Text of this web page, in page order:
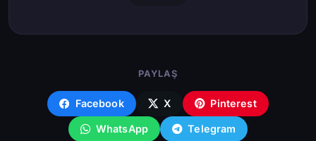
PAYLAŞ
Facebook X Pinterest
WhatsApp Telegram